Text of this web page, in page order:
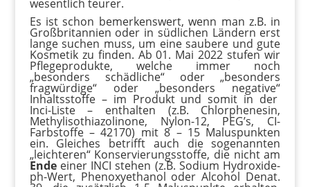
wesentlich teurer.
Es ist schon bemerkenswert, wenn man z.B. in
Großbritannien oder in südlichen Ländern erst
lange suchen muss, um eine saubere und gute
Kosmetik zu finden. Ab 01. Mai 2022 stufen wir
Pflegeprodukte, welche immer noch
„besonders schädliche“ oder „besonders
fragwürdige“ oder „besonders negative“
Inhaltsstoffe – im Produkt und somit in der
Inci-Liste – enthalten (z.B. Chlorphenesin,
Methylisothiazolinone, Nylon-12, PEG’s, CI-
Farbstoffe – 42170) mit 8 – 15 Maluspunkten
ein. Gleiches betrifft auch die sogenannten
„leichteren“ Konservierungsstoffe, die nicht am
Endeeiner INCI stehen (z.B. Sodium Hydroxide-
ph-Wert, Phenoxyethanol oder Alcohol Denat.